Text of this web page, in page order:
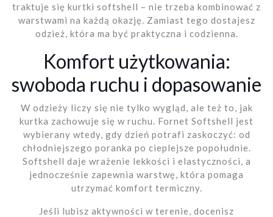
traktuje się kurtki softshell – nie trzeba kombinować z
warstwami na każdą okazję. Zamiast tego dostajesz
odzież, która ma być praktyczna i codzienna.
Komfort użytkowania:
swoboda ruchu i dopasowanie
W odzieży liczy się nie tylko wygląd, ale też to, jak
kurtka zachowuje się w ruchu. Fornet Softshell jest
wybierany wtedy, gdy dzień potrafi zaskoczyć: od
chłodniejszego poranka po cieplejsze popołudnie.
Softshell daje wrażenie lekkości i elastyczności, a
jednocześnie zapewnia warstwę, która pomaga
utrzymać komfort termiczny.
Jeśli lubisz aktywności w terenie, docenisz